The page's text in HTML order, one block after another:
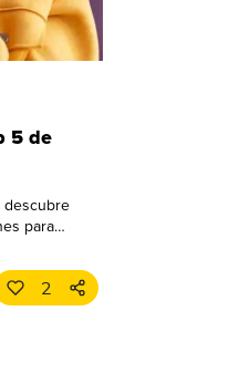
5 de
descubre
para
2